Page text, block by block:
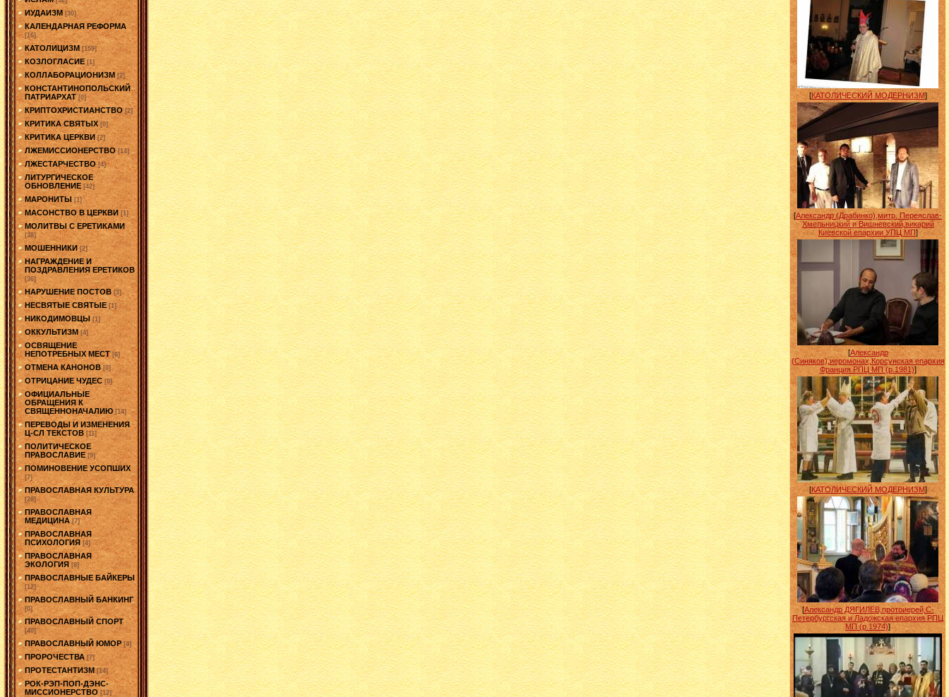
ИУДАИЗМ [30]
КАЛЕНДАРНАЯ РЕФОРМА
[16]
КАТОЛИЦИЗМ [159]
КОЗЛОГЛАСИЕ [1]
КОЛЛАБОРАЦИОНИЗМ [2]
КОНСТАНТИНОПОЛЬСКИЙ
ПАТРИАРХАТ [0]
КРИПТОХРИСТИАНСТВО [2]
КРИТИКА СВЯТЫХ [0]
КРИТИКА ЦЕРКВИ [2]
ЛЖЕМИССИОНЕРСТВО [14]
ЛЖЕСТАРЧЕСТВО [4]
ЛИТУРГИЧЕСКОЕ
ОБНОВЛЕНИЕ [42]
МАРОНИТЫ [1]
МАСОНСТВО В ЦЕРКВИ [1]
МОЛИТВЫ С ЕРЕТИКАМИ
[38]
МОШЕННИКИ [2]
НАГРАЖДЕНИЕ И
ПОЗДРАВЛЕНИЯ ЕРЕТИКОВ
[36]
НАРУШЕНИЕ ПОСТОВ [3]
НЕСВЯТЫЕ СВЯТЫЕ [1]
НИКОДИМОВЦЫ [1]
ОККУЛЬТИЗМ [4]
ОСВЯЩЕНИЕ
НЕПОТРЕБНЫХ МЕСТ [6]
ОТМЕНА КАНОНОВ [0]
ОТРИЦАНИЕ ЧУДЕС [0]
ОФИЦИАЛЬНЫЕ
ОБРАЩЕНИЯ К
СВЯЩЕННОНАЧАЛИЮ [14]
ПЕРЕВОДЫ И ИЗМЕНЕНИЯ
Ц-СЛ ТЕКСТОВ [11]
ПОЛИТИЧЕСКОЕ
ПРАВОСЛАВИЕ [9]
ПОМИНОВЕНИЕ УСОПШИХ
[7]
ПРАВОСЛАВНАЯ КУЛЬТУРА
[28]
ПРАВОСЛАВНАЯ
МЕДИЦИНА [7]
ПРАВОСЛАВНАЯ
ПСИХОЛОГИЯ [4]
ПРАВОСЛАВНАЯ
ЭКОЛОГИЯ [8]
ПРАВОСЛАВНЫЕ БАЙКЕРЫ
[12]
ПРАВОСЛАВНЫЙ БАНКИНГ
[0]
ПРАВОСЛАВНЫЙ СПОРТ
[40]
ПРАВОСЛАВНЫЙ ЮМОР [4]
ПРОРОЧЕСТВА [7]
ПРОТЕСТАНТИЗМ [14]
РОК-РЭП-ПОП-ДЭНС-
МИССИОНЕРСТВО [12]
[КАТОЛИЧЕСКИЙ МОДЕРНИЗМ]
[Александр (Драбинко),митр. Переяслав-
Хмельницкий и Вишневский,викарий
Киевской епархии УПЦ МП]
[Александр
(Синяков),иеромонах,Корсунская епархия
Франция РПЦ МП (р.1981)]
[КАТОЛИЧЕСКИЙ МОДЕРНИЗМ]
[Александр ДЯГИЛЕВ,протоиерей,С-
Петербургская и Ладожская епархия РПЦ
МП (р.1974)]